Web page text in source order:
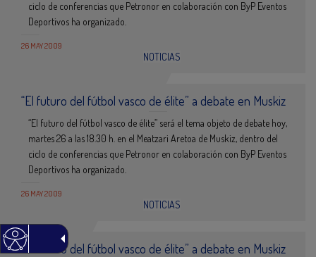
ciclo de conferencias que Petronor en colaboración con ByP Eventos
Deportivos ha organizado.
26 MAY 2009
NOTICIAS
“El futuro del fútbol vasco de élite” a debate en Muskiz
“El futuro del fútbol vasco de élite” será el tema objeto de debate hoy,
martes 26 a las 18.30 h. en el Meatzari Aretoa de Muskiz, dentro del
ciclo de conferencias que Petronor en colaboración con ByP Eventos
Deportivos ha organizado.
26 MAY 2009
NOTICIAS
“El futuro del fútbol vasco de élite” a debate en Muskiz